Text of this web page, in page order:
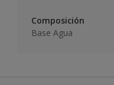
Composición
Base Agua